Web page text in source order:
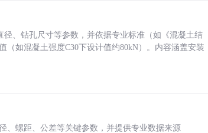
、钻孔尺寸等参数，并依据专业标准（如《混凝土结
（如混凝土强度C30下设计值约80kN）。内容涵盖安装
、螺距、公差等关键参数，并提供专业数据来源